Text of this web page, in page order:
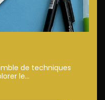
de techniques
le...